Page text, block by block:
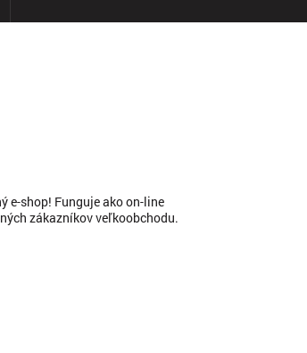
e-shop! Funguje ako on-line
zákazníkov veľkoobchodu.